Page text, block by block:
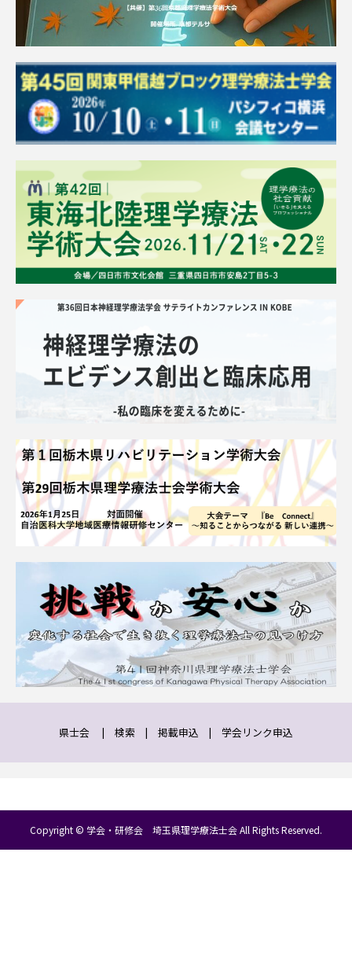
県士会 | 検索 | 掲載申込 | 学会リンク申込
Copyright © 学会・研修会 埼玉県理学療法士会 All Rights Reserved.